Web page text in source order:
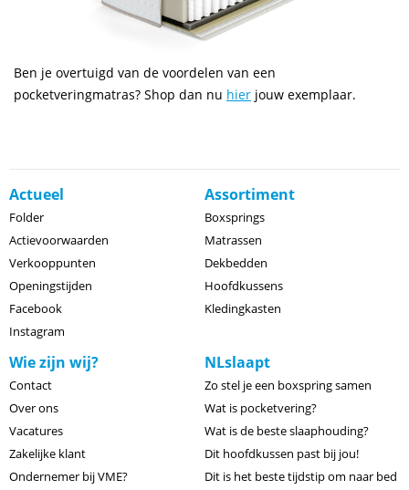
Ben je overtuigd van de voordelen van een
pocketveringmatras? Shop dan nu hier jouw exemplaar.
Actueel
Folder
Actievoorwaarden
Verkooppunten
Openingstijden
Facebook
Instagram
Assortiment
Boxsprings
Matrassen
Dekbedden
Hoofdkussens
Kledingkasten
Wie zijn wij?
Contact
Over ons
Vacatures
Zakelijke klant
Ondernemer bij VME?
NLslaapt
Zo stel je een boxspring samen
Wat is pocketvering?
Wat is de beste slaaphouding?
Dit hoofdkussen past bij jou!
Dit is het beste tijdstip om naar bed